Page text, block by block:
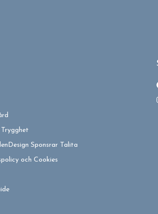
Sponsrar Talita
och Cookies